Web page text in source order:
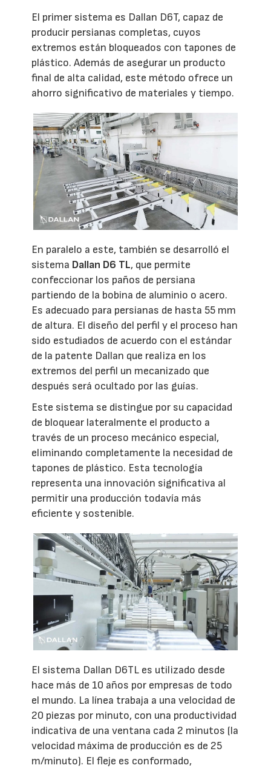
El primer sistema es Dallan D6T, capaz de
producir persianas completas, cuyos
extremos están bloqueados con tapones de
plástico. Además de asegurar un producto
final de alta calidad, este método ofrece un
ahorro significativo de materiales y tiempo.
En paralelo a este, también se desarrolló el
sistema Dallan D6 TL, que permite
confeccionar los paños de persiana
partiendo de la bobina de aluminio o acero.
Es adecuado para persianas de hasta 55 mm
de altura. El diseño del perfil y el proceso han
sido estudiados de acuerdo con el estándar
de la patente Dallan que realiza en los
extremos del perfil un mecanizado que
después será ocultado por las guías.
Este sistema se distingue por su capacidad
de bloquear lateralmente el producto a
través de un proceso mecánico especial,
eliminando completamente la necesidad de
tapones de plástico. Esta tecnología
representa una innovación significativa al
permitir una producción todavía más
eficiente y sostenible.
El sistema Dallan D6TL es utilizado desde
hace más de 10 años por empresas de todo
el mundo. La línea trabaja a una velocidad de
20 piezas por minuto, con una productividad
indicativa de una ventana cada 2 minutos (la
velocidad máxima de producción es de 25
m/minuto). El fleje es conformado,